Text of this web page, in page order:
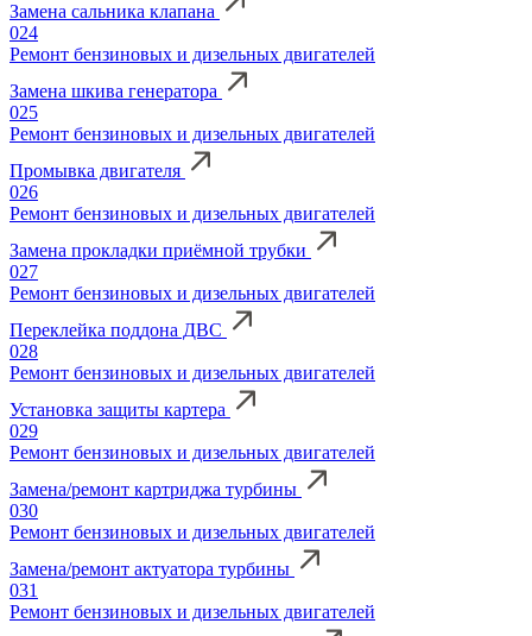
Замена сальника клапана
024
Ремонт бензиновых и дизельных двигателей
Замена шкива генератора
025
Ремонт бензиновых и дизельных двигателей
Промывка двигателя
026
Ремонт бензиновых и дизельных двигателей
Замена прокладки приёмной трубки
027
Ремонт бензиновых и дизельных двигателей
Переклейка поддона ДВС
028
Ремонт бензиновых и дизельных двигателей
Установка защиты картера
029
Ремонт бензиновых и дизельных двигателей
Замена/ремонт картриджа турбины
030
Ремонт бензиновых и дизельных двигателей
Замена/ремонт актуатора турбины
031
Ремонт бензиновых и дизельных двигателей